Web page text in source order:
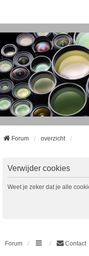
Forum overzicht
Verwijder cookies
Weet je zeker dat je alle
Forum Contact